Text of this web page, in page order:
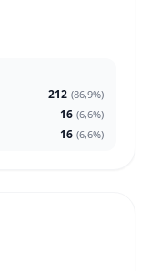
212 (86,9%)
16 (6,6%)
16 (6,6%)